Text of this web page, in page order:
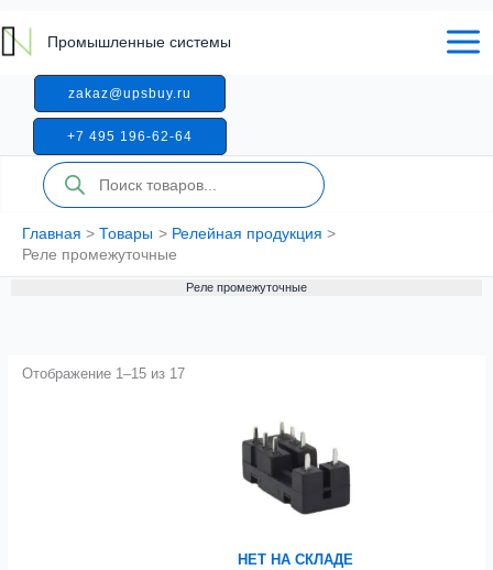
к
содержимому
Промышленные системы
zakaz@upsbuy.ru
+7 495 196-62-64
Поиск
товаров
Главная Товары
Релейная продукция
Реле промежуточные
Реле промежуточные
Отображение 1–15 из 17
НЕТ НА СКЛАДЕ